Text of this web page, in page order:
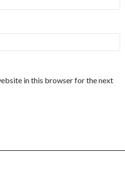
in this browser for the next